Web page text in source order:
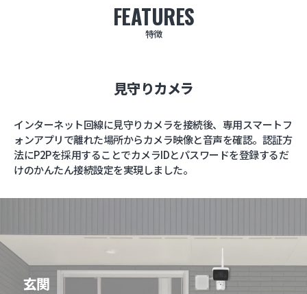
FEATURES
特徴
見守りカメラ
インターネット回線に見守りカメラを接続後、専用スマートフ
ォンアプリで離れた場所からカメラ映像と音声を確認。認証方
法にP2Pを採用することでカメラIDとパスワードを登録するだ
けのかんたん接続設定を実現しました。
玄関
ガレージ